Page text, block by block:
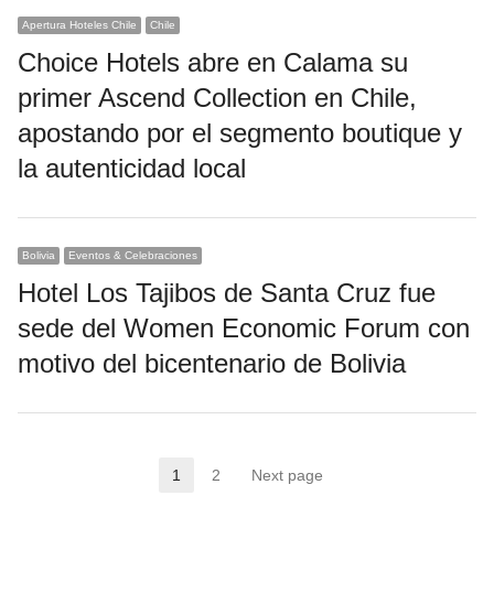
Apertura Hoteles Chile Chile
Choice Hotels abre en Calama su
primer Ascend Collection en Chile,
apostando por el segmento boutique y
la autenticidad local
Bolivia Eventos & Celebraciones
Hotel Los Tajibos de Santa Cruz fue
sede del Women Economic Forum con
motivo del bicentenario de Bolivia
Page
1 Page
2 Next page